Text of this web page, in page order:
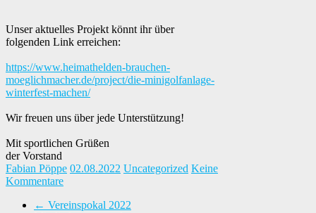
Unser aktuelles Projekt könnt ihr über
folgenden Link erreichen:
https://www.heimathelden-brauchen-
moeglichmacher.de/project/die-minigolfanlage-
winterfest-machen/
Wir freuen uns über jede Unterstützung!
Mit sportlichen Grüßen
der Vorstand
Fabian Pöppe 02.08.2022 Uncategorized Keine
Kommentare
← Vereinspokal 2022